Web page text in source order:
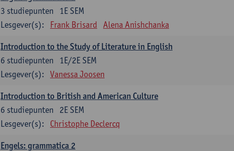
1E SEM
3 studiepunten
Lesgever(s):
Frank Brisard Alena Anishchanka
Introduction to the Study of Literature in English
1E/2E SEM
6 studiepunten
Lesgever(s):
Vanessa Joosen
Introduction to British and American Culture
2E SEM
6 studiepunten
Lesgever(s):
Christophe Declercq
Engels: grammatica 2